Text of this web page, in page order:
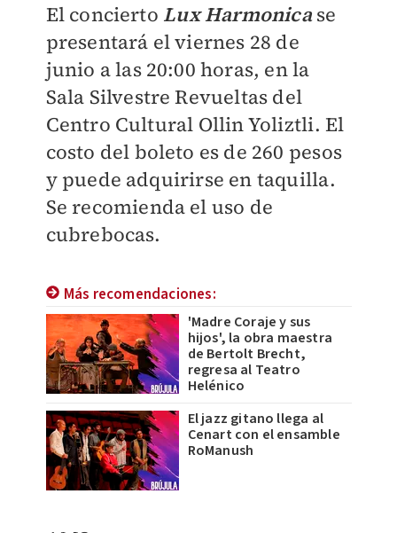
El concierto Lux Harmonicase
presentará el viernes 28 de
junio a las 20:00 horas, en la
Sala Silvestre Revueltas del
Centro Cultural Ollin Yoliztli. El
costo del boleto es de 260 pesos
y puede adquirirse en taquilla.
Se recomienda el uso de
cubrebocas.
Más recomendaciones:
'Madre Coraje y sus
hijos', la obra maestra
de Bertolt Brecht,
regresa al Teatro
Helénico
El jazz gitano llega al
Cenart con el ensamble
RoManush